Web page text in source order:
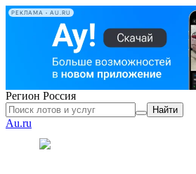
РЕКЛАМА • AU.RU
Регион Россия
Найти
Au.ru